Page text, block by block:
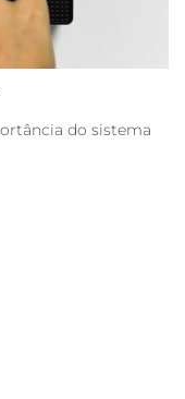
do sistema